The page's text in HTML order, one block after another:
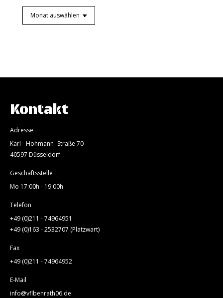
Kontakt
Adresse
Karl - Hohmann- Straße 70
40597 Düsseldorf
Geschäftsstelle
Mo 17:00h - 19:00h
Telefon
+49 (0)211 - 74964951
+49 (0)163 - 2532707 (Platzwart)
Fax
+49 (0)211 - 74964952
E-Mail
info@vflbenrath06.de